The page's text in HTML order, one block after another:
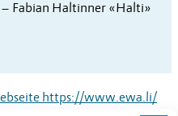
Fabian Haltinner «Halti»
https://www.ewa.li/